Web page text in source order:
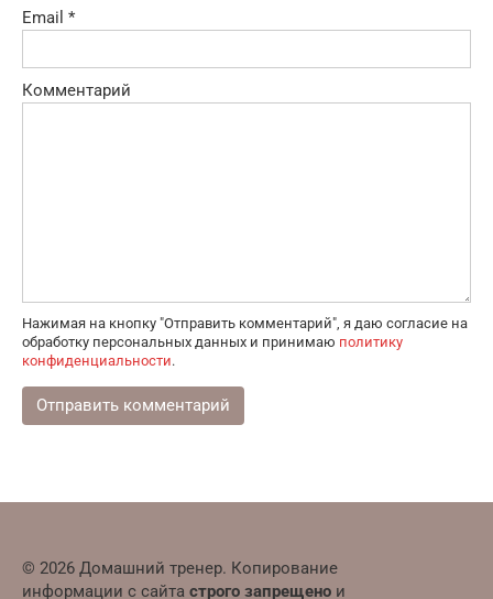
Email *
Комментарий
Нажимая на кнопку "Отправить комментарий", я даю согласие на
обработку персональных данных и принимаю политику
конфиденциальности.
© 2026 Домашний тренер. Копирование
информации с сайта строго запрещено и